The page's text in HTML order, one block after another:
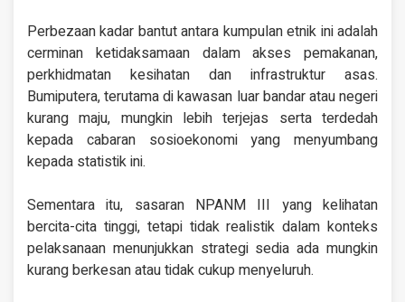
Perbezaan kadar bantut antara kumpulan etnik ini adalah
cerminan ketidaksamaan dalam akses pemakanan,
perkhidmatan kesihatan dan infrastruktur asas.
Bumiputera, terutama di kawasan luar bandar atau negeri
kurang maju, mungkin lebih terjejas serta terdedah
kepada cabaran sosioekonomi yang menyumbang
kepada statistik ini.
Sementara itu, sasaran NPANM III yang kelihatan
bercita-cita tinggi, tetapi tidak realistik dalam konteks
pelaksanaan menunjukkan strategi sedia ada mungkin
kurang berkesan atau tidak cukup menyeluruh.